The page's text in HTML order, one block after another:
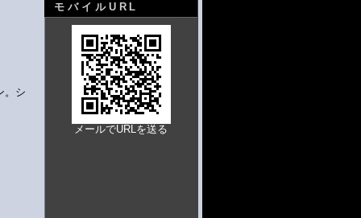
。シ
モバイルURL
メールでURLを送る